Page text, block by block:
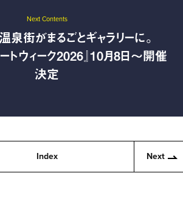
Next Contents
街がまるごとギャラリーに。
トウィーク2026』10月8日〜開催
決定
Index Next